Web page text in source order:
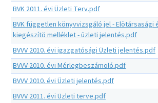
BVK 2011. évi Üzleti Terv.pdf
BVK független könyvvizsgáló jel - Elötársasági
kiegészítö melléklet - üzleti jelentés.pdf
BVVV 2010. évi igazgatósági Üzleti jelentés.pdf
BVVV 2010. évi Mérlegbeszámoló.pdf
BVVV 2010. évi Üzleti jelentés.pdf
BVVV 2011. évi Üzleti terve.pdf